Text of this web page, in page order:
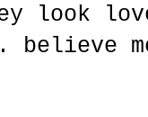
look
believe